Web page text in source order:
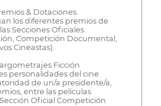
& Dotaciones.
los diferentes premios de
Secciones Oficiales
Competición Documental,
Cineastas).
Ficción
personalidades del cine
de un/a presidente/a,
entre las películas
Oficial Competición